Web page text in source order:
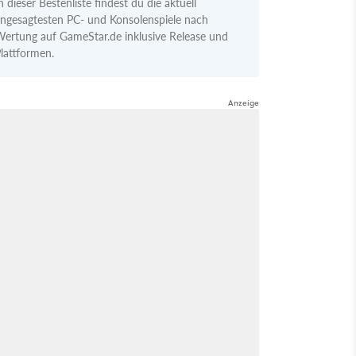
PC- und Konsolenspiele nach
auf GameStar.de inklusive Release und